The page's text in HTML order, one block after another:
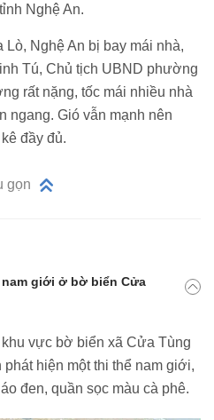
Nghệ An.
Nghệ An bị bay mái nhà,
Tú, Chủ tịch UBND phường
rất nặng, tốc mái nhiều nhà
ngang. Gió vẫn mạnh nên
đầy đủ.
gọn
giới ở bờ biển Cửa
vực bờ biển xã Cửa Tùng
hiện một thi thể nam giới,
đen, quần sọc màu cà phê.